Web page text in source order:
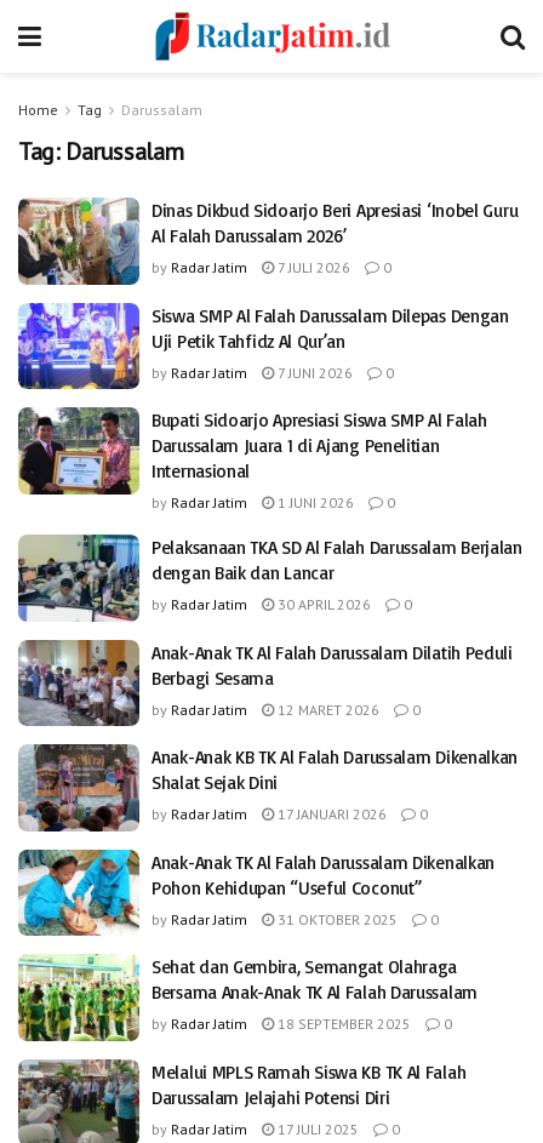
Home Tag Darussalam
Tag: Darussalam
Dinas Dikbud Sidoarjo Beri Apresiasi ‘Inobel Guru
Al Falah Darussalam 2026’
by Radar Jatim 7 JULI 2026 0
Siswa SMP Al Falah Darussalam Dilepas Dengan
Uji Petik Tahfidz Al Qur’an
by Radar Jatim 7 JUNI 2026 0
Bupati Sidoarjo Apresiasi Siswa SMP Al Falah
Darussalam Juara 1 di Ajang Penelitian
Internasional
by Radar Jatim 1 JUNI 2026 0
Pelaksanaan TKA SD Al Falah Darussalam Berjalan
dengan Baik dan Lancar
by Radar Jatim 30 APRIL 2026 0
Anak-Anak TK Al Falah Darussalam Dilatih Peduli
Berbagi Sesama
by Radar Jatim 12 MARET 2026 0
Anak-Anak KB TK Al Falah Darussalam Dikenalkan
Shalat Sejak Dini
by Radar Jatim 17 JANUARI 2026 0
Anak-Anak TK Al Falah Darussalam Dikenalkan
Pohon Kehidupan “Useful Coconut”
by Radar Jatim 31 OKTOBER 2025 0
Sehat dan Gembira, Semangat Olahraga
Bersama Anak-Anak TK Al Falah Darussalam
by Radar Jatim 18 SEPTEMBER 2025 0
Melalui MPLS Ramah Siswa KB TK Al Falah
Darussalam Jelajahi Potensi Diri
by Radar Jatim 17 JULI 2025 0